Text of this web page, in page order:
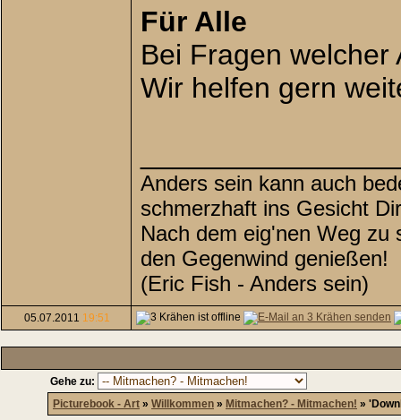
Für Alle
Bei Fragen
Wir helfen gern
Anders sein kann auch
schmerzhaft ins Gesicht
Nach dem eig'nen Weg zu
den Gegenwind genießen!
(Eric Fish - Anders sein)
05.07.2011 19:51
Gehe zu:
Picturebook - Art » Willkommen » Mitmachen? - Mitmachen! »